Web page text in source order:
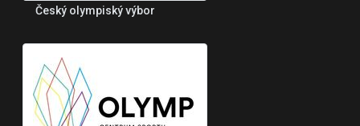
Český olympiský výbor